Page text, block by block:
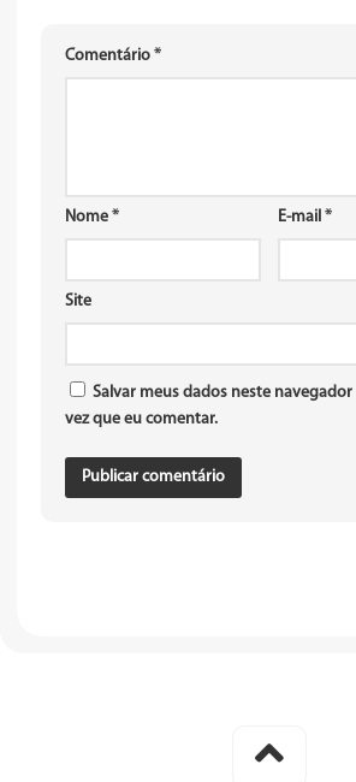
Comentário *
Nome * E-mail *
Site
Salvar meus dados neste
vez que eu comentar.